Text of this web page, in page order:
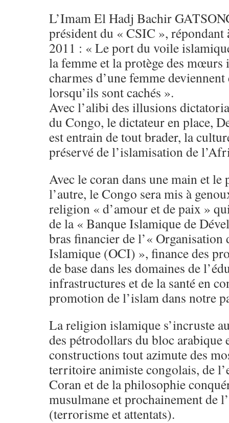
L’Imam El Hadj Bachir
président du « CSIC », répondant
2011 : « Le port du voile
la femme et la protège des
charmes d’une femme
lorsqu’ils sont cachés ».
Avec l’alibi des illusions
du Congo, le dictateur en place,
est entrain de tout brader, la
préservé de l’islamisation de
Avec le coran dans une main et le
l’autre, le Congo sera mis à
religion « d’amour et de paix »
de la « Banque Islamique de
bras financier de l’« Organisation
Islamique (OCI) », finance des
de base dans les domaines de
infrastructures et de la santé en
promotion de l’islam dans notre
La religion islamique s’incruste
des pétrodollars du bloc arabique
constructions tout azimute des
territoire animiste congolais, de
Coran et de la philosophie
musulmane et prochainement de
(terrorisme et attentats).